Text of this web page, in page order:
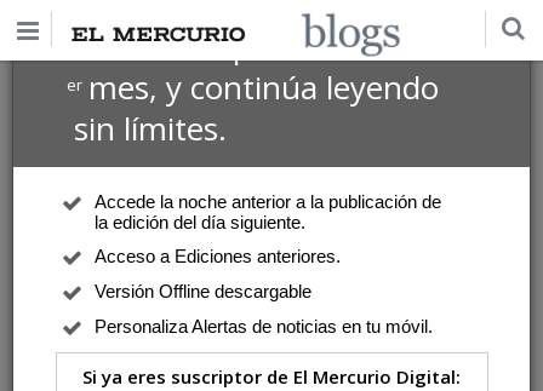
Suscríbete por $1 USD
ermes, y continúa leyendo
sin límites.
Accede la noche anterior a la publicación de
la edición del día siguiente.
Acceso a Ediciones anteriores.
Versión Offline descargable
Personaliza Alertas de noticias en tu móvil.
Si ya eres suscriptor de El Mercurio Digital: